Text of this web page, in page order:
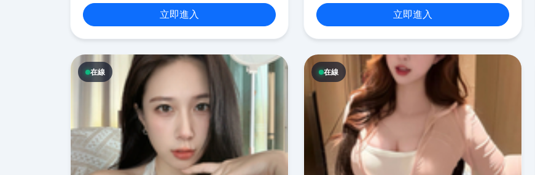
立即進入 立即進入
在線 在線